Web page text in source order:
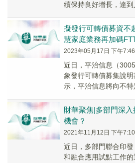
續保持良好增長，達到
擬發行可轉債募資不
慧家庭業務再加碼
2023年05月17日 下午7:46
近日，平治信息（
象發行可轉債募集說
示，平治信息將向不特
用...
財華聚焦|多部門深
機會？
2021年11月12日 下午7:10
近日，多部門聯合印
和融合應用試點工作